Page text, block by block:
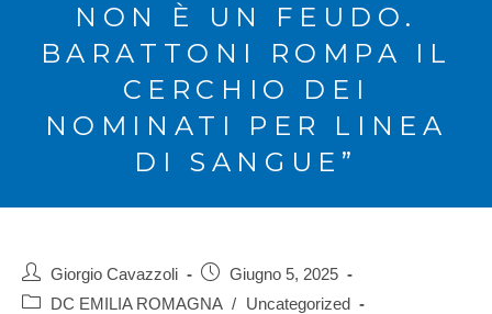
NON È UN FEUDO.
BARATTONI ROMPA IL
CERCHIO DEI
NOMINATI PER LINEA
DI SANGUE”
Giorgio Cavazzoli
Giugno 5, 2025
DC EMILIA ROMAGNA /
Uncategorized